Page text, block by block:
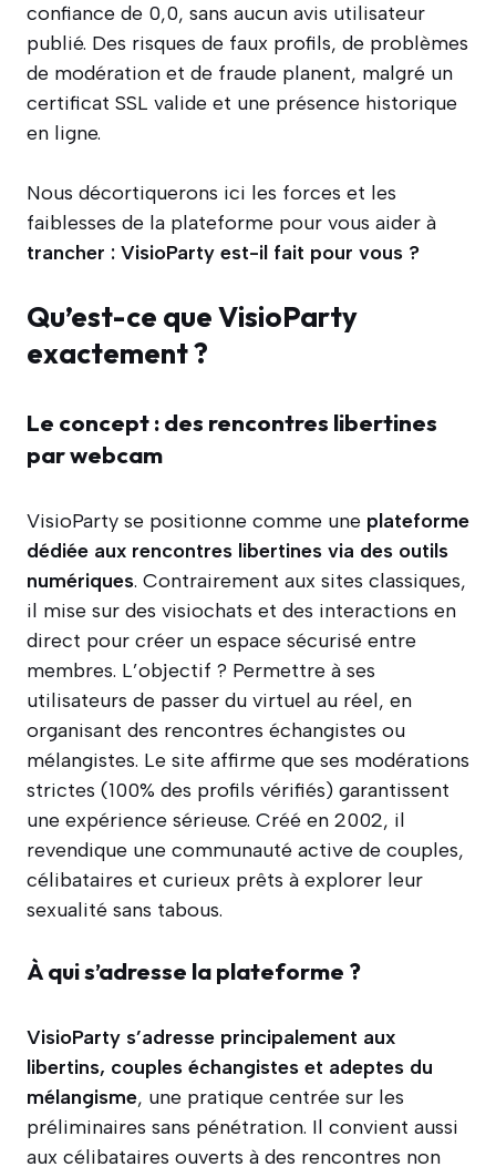
confiance de 0,0, sans aucun avis utilisateur
publié. Des risques de faux profils, de problèmes
de modération et de fraude planent, malgré un
certificat SSL valide et une présence historique
en ligne.
Nous décortiquerons ici les forces et les
faiblesses de la plateforme pour vous aider à
trancher : VisioParty est-il fait pour vous ?
Qu’est-ce que VisioParty
exactement ?
Le concept : des rencontres libertines
par webcam
VisioParty se positionne comme une plateforme
dédiée aux rencontres libertines via des outils
numériques. Contrairement aux sites classiques,
il mise sur des visiochats et des interactions en
direct pour créer un espace sécurisé entre
membres. L’objectif ? Permettre à ses
utilisateurs de passer du virtuel au réel, en
organisant des rencontres échangistes ou
mélangistes. Le site affirme que ses modérations
strictes (100% des profils vérifiés) garantissent
une expérience sérieuse. Créé en 2002, il
revendique une communauté active de couples,
célibataires et curieux prêts à explorer leur
sexualité sans tabous.
À qui s’adresse la plateforme ?
VisioParty s’adresse principalement aux
libertins, couples échangistes et adeptes du
mélangisme, une pratique centrée sur les
préliminaires sans pénétration. Il convient aussi
aux célibataires ouverts à des rencontres non